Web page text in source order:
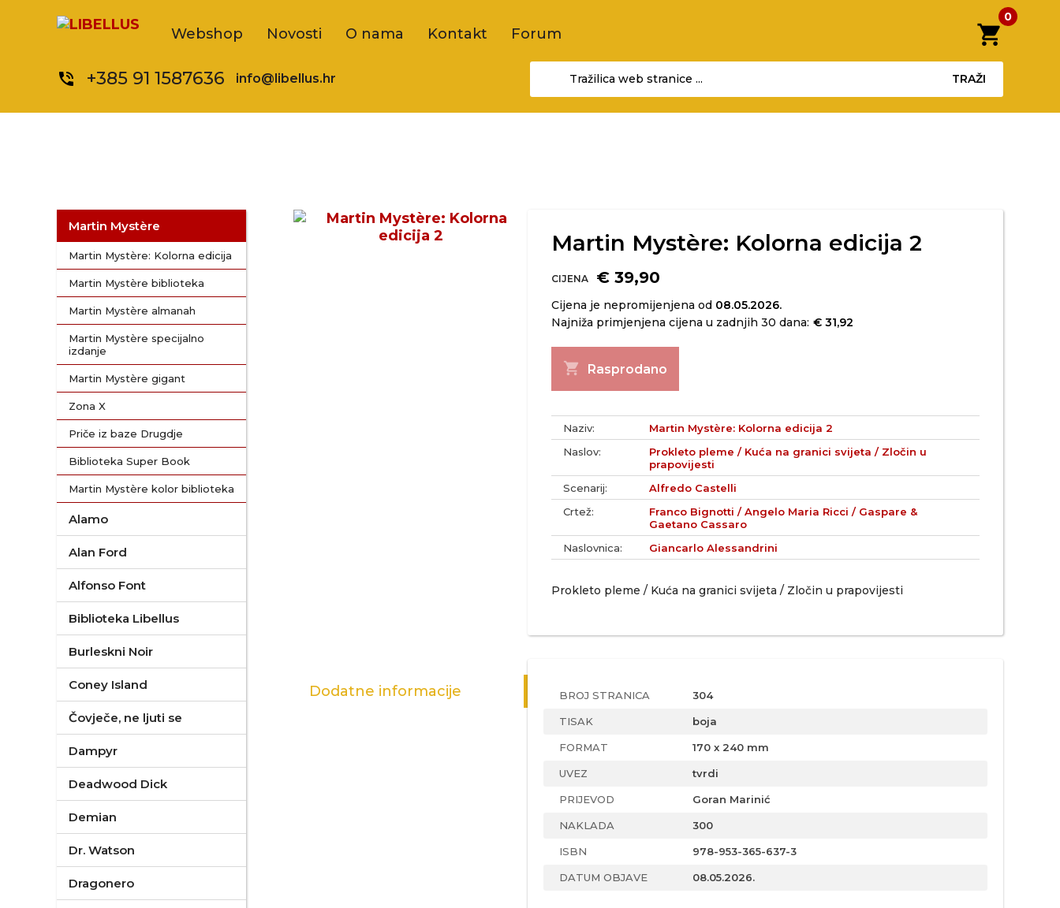
Webshop Novosti O nama Kontakt Forum shopping_cart
0
phone_in_talk +385 91 1587636 info@libellus.hr TRAŽI
Martin Mystère
Martin Mystère: Kolorna edicija
Martin Mystère biblioteka
Martin Mystère almanah
Martin Mystère specijalno
izdanje
Martin Mystère gigant
Zona X
Priče iz baze Drugdje
Biblioteka Super Book
Martin Mystère kolor biblioteka
Alamo
Alan Ford
Alfonso Font
Biblioteka Libellus
Burleskni Noir
Coney Island
Čovječe, ne ljuti se
Dampyr
Deadwood Dick
Demian
Dr. Watson
Dragonero
Martin Mystère: Kolorna edicija 2
CIJENA € 39,90
Cijena je nepromijenjena od 08.05.2026.
Najniža primjenjena cijena u zadnjih 30 dana: € 31,92
shopping_cart Rasprodano
Naziv:
Martin Mystère: Kolorna edicija 2
Naslov:
Prokleto pleme / Kuća na granici svijeta / Zločin u
prapovijesti
Scenarij:
Alfredo Castelli
Crtež:
Franco Bignotti / Angelo Maria Ricci / Gaspare &
Gaetano Cassaro
Naslovnica:
Giancarlo Alessandrini
Prokleto pleme / Kuća na granici svijeta / Zločin u prapovijesti
Dodatne informacije BROJ STRANICA 304
TISAK boja
FORMAT 170 x 240 mm
UVEZ tvrdi
PRIJEVOD Goran Marinić
NAKLADA 300
ISBN 978-953-365-637-3
DATUM OBJAVE 08.05.2026.